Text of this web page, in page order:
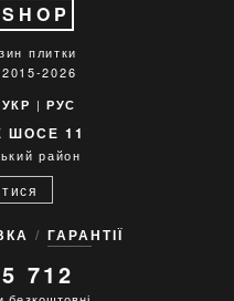
плитки
2026
УКР | РУС
ШОСЕ 11
район
ГАРАНТІЇ
712